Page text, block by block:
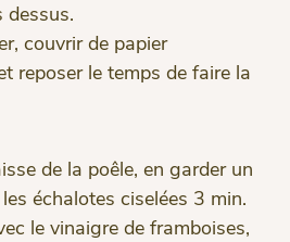
dessus.
couvrir de papier
reposer le temps de faire la
de la poêle, en garder un
échalotes ciselées 3 min.
le vinaigre de framboises,